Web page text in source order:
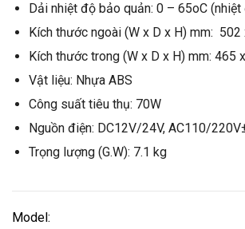
Dải nhiệt độ bảo quản: 0 – 65oC
Kích thước ngoài (W x D x H) mm:
Kích thước trong (W x D x H) mm: 465
Vật liệu: Nhựa ABS
Công suất tiêu thụ: 70W
Nguồn điện: DC12V/24V, AC110/
Trọng lượng (G.W): 7.1 kg
Model: